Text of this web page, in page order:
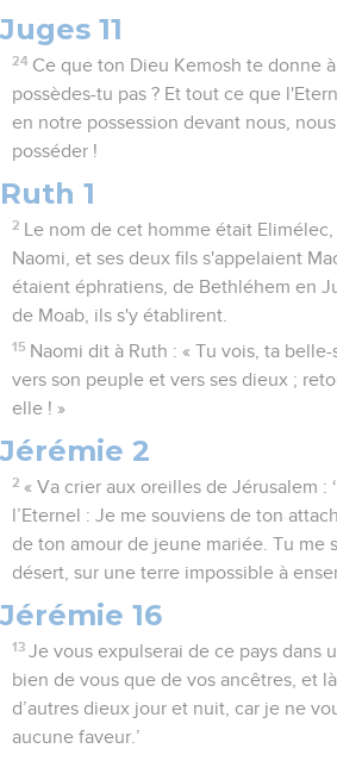
Juges 11
24 Ce que ton Dieu Kemosh te donne
possèdes-tu pas ? Et tout ce que
en notre possession devant nous,
posséder !
Ruth 1
2
Le nom de cet homme était
Naomi, et ses deux fils s'appelaient
étaient éphratiens, de Bethléhem en
de Moab, ils s'y établirent.
15 Naomi dit à Ruth : « Tu vois, ta
vers son peuple et vers ses dieux ;
elle ! »
Jérémie 2
2 « Va crier aux oreilles de Jérusalem :
l’Eternel : Je me souviens de ton
de ton amour de jeune mariée. Tu me
désert, sur une terre impossible à
Jérémie 16
13 Je vous expulserai de ce pays dans
bien de vous que de vos ancêtres, et
d’autres dieux jour et nuit, car je ne
aucune faveur.’